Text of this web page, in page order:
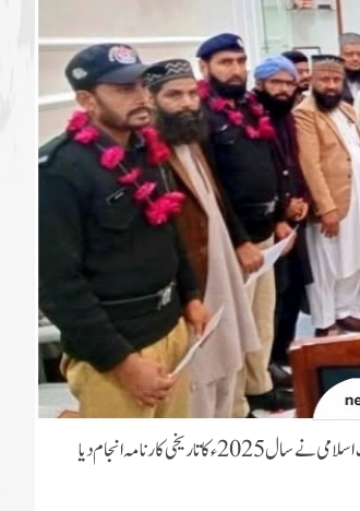
دعوتِ اسلامی کی دینی کاوشوں کا سلسلہ دن بدن کامیابی کی نئی منازل طے کر رہا ہے! دعوتِ اسلامی نے سال 2025ء کا تاریخی کارنامہ انجام دیا